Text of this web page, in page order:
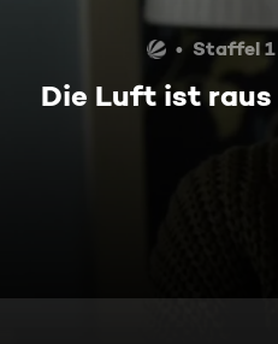
Staffel 1
Die Luft ist raus